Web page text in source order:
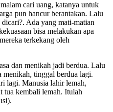
cari uang, katanya untuk
pun hancur berantakan. Lalu
Ada yang mati-matian
bisa melakukan apa
terkekang oleh
dan menikah jadi berdua. Lalu
tinggal berdua lagi.
lagi. Manusia lahir lemah,
tua kembali lemah. Itulah